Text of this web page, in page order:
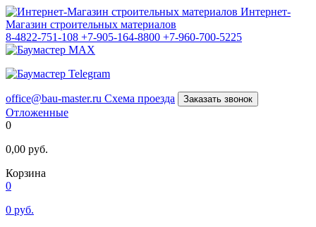
Интернет-
Магазин строительных материалов
8-4822-751-108 +7-905-164-8800 +7-960-700-5225
office@bau-master.ru Схема проезда Заказать звонок
Отложенные
0
0,00 руб.
Корзина
0
0 руб.